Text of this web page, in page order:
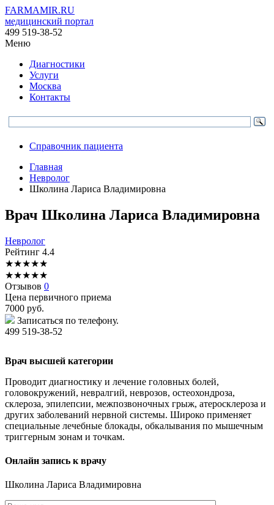
FARMAMIR.RU
медицинский портал
499 519-38-52
Меню
Диагностики
Услуги
Москва
Контакты
Справочник пациента
Главная
Невролог
Школина Лариса Владимировна
Врач Школина Лариса Владимировна
Невролог
Рейтинг 4.4
★★★★★
★★★★★
Отзывов 0
Цена первичного приема
7000 руб.
Записаться по телефону.
499 519-38-52
Врач высшей категории
Проводит диагностику и лечение головных болей,
головокружений, невралгий, неврозов, остеохондроза,
склероза, эпилепсии, межпозвоночных грыж, атеросклероза и
других заболеваний нервной системы. Широко применяет
специальные лечебные блокады, обкалывания по мышечным
триггерным зонам и точкам.
Онлайн запись к врачу
Школина Лариса Владимировна